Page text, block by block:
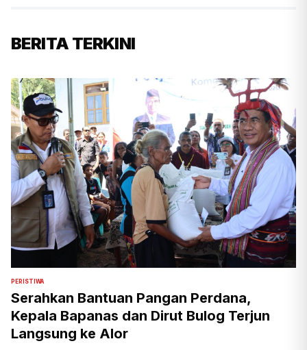
BERITA TERKINI
PERISTIWA
Serahkan Bantuan Pangan Perdana,
Kepala Bapanas dan Dirut Bulog Terjun
Langsung ke Alor